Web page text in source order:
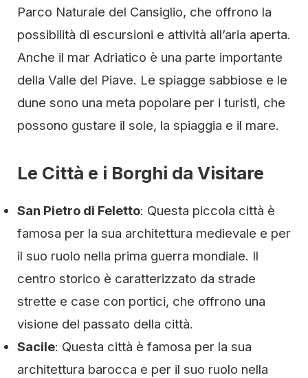
Parco Naturale del Cansiglio, che offrono la
possibilità di escursioni e attività all’aria aperta.
Anche il mar Adriatico è una parte importante
della Valle del Piave. Le spiagge sabbiose e le
dune sono una meta popolare per i turisti, che
possono gustare il sole, la spiaggia e il mare.
Le Città e i Borghi da Visitare
San Pietro di Feletto: Questa piccola città è
famosa per la sua architettura medievale e per
il suo ruolo nella prima guerra mondiale. Il
centro storico è caratterizzato da strade
strette e case con portici, che offrono una
visione del passato della città.
Sacile: Questa città è famosa per la sua
architettura barocca e per il suo ruolo nella